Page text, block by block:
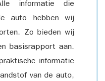
informatie die
auto hebben wij
Zo bieden wij
basisrapport aan.
informatie
van de auto,